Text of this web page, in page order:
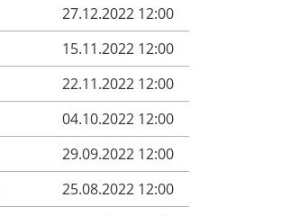
27.12.2022 12:00
15.11.2022 12:00
22.11.2022 12:00
04.10.2022 12:00
29.09.2022 12:00
25.08.2022 12:00